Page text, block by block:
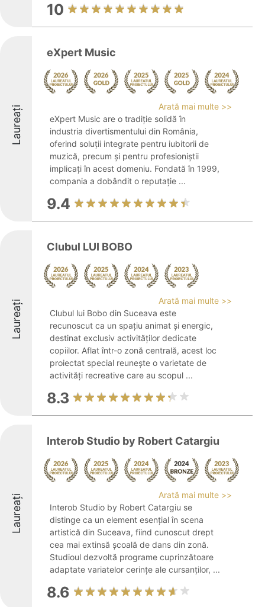
10
Laureați
eXpert Music
Arată mai multe >>
eXpert Music are o tradiție solidă în
industria divertismentului din România,
oferind soluții integrate pentru iubitorii de
muzică, precum și pentru profesioniștii
implicați în acest domeniu. Fondată în 1999,
compania a dobândit o reputație ...
9.4
Laureați
Clubul LUI BOBO
Arată mai multe >>
Clubul lui Bobo din Suceava este
recunoscut ca un spațiu animat și energic,
destinat exclusiv activităților dedicate
copiilor. Aflat într-o zonă centrală, acest loc
proiectat special reunește o varietate de
activități recreative care au scopul ...
8.3
Laureați
Interob Studio by Robert Catargiu
Arată mai multe >>
Interob Studio by Robert Catargiu se
distinge ca un element esențial în scena
artistică din Suceava, fiind cunoscut drept
cea mai extinsă școală de dans din zonă.
Studioul dezvoltă programe cuprinzătoare
adaptate variatelor cerințe ale cursanților, ...
8.6